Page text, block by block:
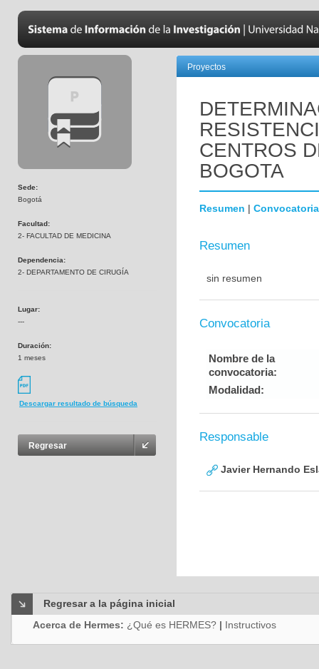
Sede:
Bogotá
Facultad:
2- FACULTAD DE MEDICINA
Dependencia:
2- DEPARTAMENTO DE CIRUGÍA
Lugar:
---
Duración:
1 meses
Descargar resultado de búsqueda
Regresar
Proyectos
CENTROS
BOGOTA
Resumen | Convocatoria
Resumen
sin resumen
Convocatoria
Nombre de la
convocatoria:
Modalidad:
Responsable
Javier Hernando
Regresar a la página inicial
Acerca de Hermes: ¿Qué es HERMES? | Instructivos